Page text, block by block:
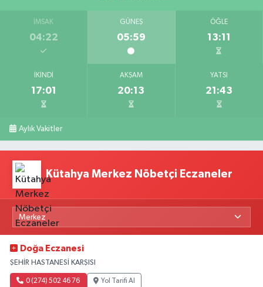
İMSAK
04:22
GÜNEŞ
05:59
ÖĞLE
13:11
İKINDI
17:01
AKŞAM
20:13
YATSI
21:43
Aylık Vakitler
Kütahya Merkez Nöbetçi Eczaneler
Doğa Eczanesi
ŞEHİR HASTANESİ KARŞISI
0 (274) 502 46 76 Yol Tarifi Al